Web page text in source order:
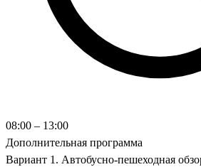
08:00 – 13:00
Дополнительная программа
Вариант 1. Автобусно-пешеходная